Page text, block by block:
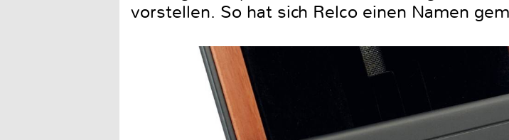
vorstellen. So hat sich Relco einen Namen